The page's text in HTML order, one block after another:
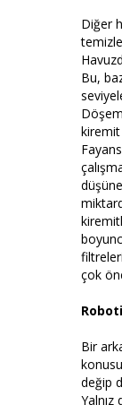
Diğer
Bu,
çok
Bir
değip
Yalnız